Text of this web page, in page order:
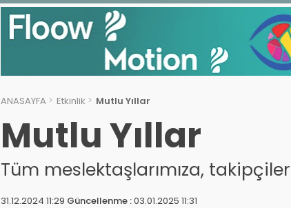
ANASAYFA Etkinlik Mutlu Yıllar
Mutlu Yıllar
Tüm meslektaşlarımıza,
31.12.2024 11:29 Güncellenme :03.01.2025 11:31